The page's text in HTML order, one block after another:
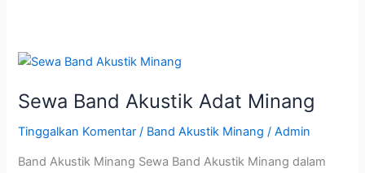
Sewa Band Akustik Adat Minang
Tinggalkan Komentar / Band Akustik Minang /Admin
Band Akustik Minang Sewa Band Akustik Minang dalam
Sewa
Akustik
Minang